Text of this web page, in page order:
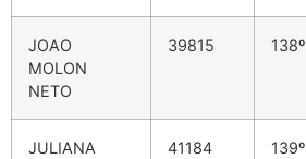
JOAO
MOLON
NETO
39815 138º
JULIANA
41184 139º